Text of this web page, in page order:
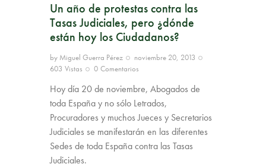
Un año de protestas contra las
Tasas Judiciales, pero ¿dónde
están hoy los Ciudadanos?
by Miguel Guerra Pérez
noviembre 20, 2013
603 Vistas 0 Comentarios
Hoy día 20 de noviembre, Abogados de
toda España y no sólo Letrados,
Procuradores y muchos Jueces y Secretarios
Judiciales se manifestarán en las diferentes
Sedes de toda España contra las Tasas
Judiciales.